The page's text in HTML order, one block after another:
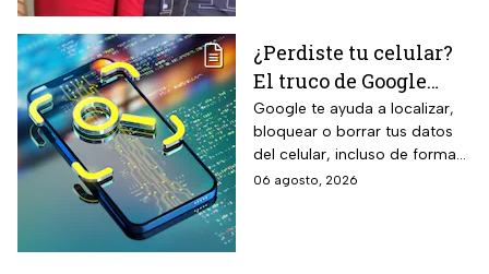
¿Perdiste tu celular?
El truco de Google
para localizarlo y
proteger tus datos
Google te ayuda a localizar,
bloquear o borrar tus datos
del celular, incluso de forma
remota; debes tener activada
06 agosto, 2026